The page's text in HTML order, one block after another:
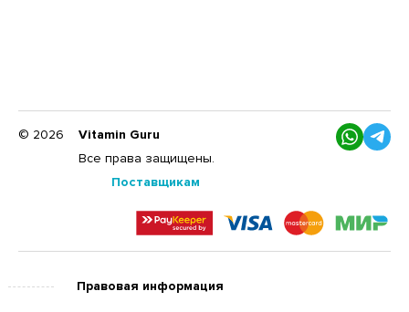
© 2026
Vitamin Guru
Все права защищены.
Поставщикам
Правовая информация